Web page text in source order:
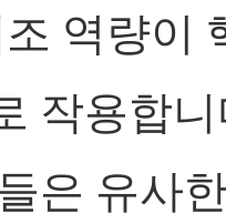
역량이
작용합
은 유사